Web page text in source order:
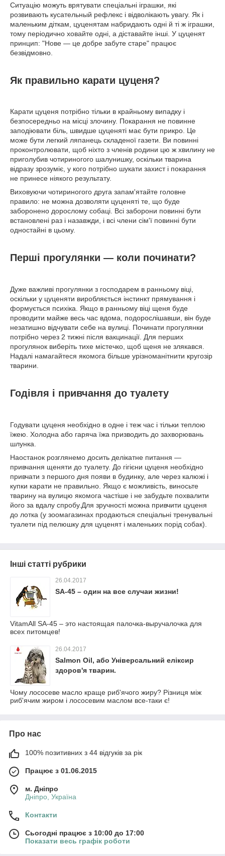
Ситуацію можуть врятувати спеціальні іграшки, які
розвивають кусательный рефлекс і відволікають увагу. Як і
маленьким діткам, цуценятам набридають одні й ті ж іграшки,
тому періодично ховайте одні, а діставайте інші. У цуценят
принцип: "Нове ― це добре забуте старе" працює
безвідмовно.
Як правильно карати цуценя?
Карати цуценя потрібно тільки в крайньому випадку і
безпосередньо на місці злочину. Покарання не повинне
заподіювати біль, швидше цуценяті має бути прикро. Це
може бути легкий ляпанець складеної газети. Ви повинні
проконтролювати, щоб ніхто з членів родини цю ж хвилину не
приголубив чотириногого шалунишку, оскільки тварина
відразу зрозуміє, у кого потрібно шукати захист і покарання
не принесе ніякого результату.
Виховуючи чотириногого друга запам'ятайте головне
правило: не можна дозволяти цуценяті те, що буде
заборонено дорослому собаці. Всі заборони повинні бути
встановлені раз і назавжди, і всі члени сім'ї повинні бути
одностайні в цьому.
Перші прогулянки ― коли починати?
Дуже важливі прогулянки з господарем в ранньому віці,
оскільки у цуценяти виробляється інстинкт прямування і
формується психіка. Якщо в ранньому віці щеня буде
проводити майже весь час вдома, подорослішавши, він буде
незатишно відчувати себе на вулиці. Починати прогулянки
потрібно через 2 тижні після вакцинації. Для перших
прогулянок виберіть тихе містечко, щоб щеня не злякався.
Надалі намагайтеся якомога більше урізноманітнити кругозір
тварини.
Годівля і привчання до туалету
Годувати цуценя необхідно в одне і теж час і тільки теплою
їжею. Холодна або гаряча їжа призводить до захворювань
шлунка.
Наостанок розглянемо досить делікатне питання ―
привчання щеняти до туалету. До гігієни цуценя необхідно
привчати з першого дня появи в будинку, але через калюжі і
купки карати не правильно. Якщо є можливість, виносьте
тварину на вулицю якомога частіше і не забудьте похвалити
його за вдалу спробу.Для зручності можна привчити цуценя
до лотка (у зоомагазинах продаються спеціальні тренувальні
туалети під пелюшку для цуценят і маленьких порід собак).
Інші статті рубрики
26.04.2017
SA-45 – один на все случаи жизни!
VitamAll SА-45 – это настоящая палочка-выручалочка для
всех питомцев!
26.04.2017
Salmon Oil, або Універсальний еліксир
здоров'я тварин.
Чому лососеве масло краще риб'ячого жиру? Різниця між
риб'ячим жиром і лососевим маслом все-таки є!
Про нас
100% позитивних з 44 відгуків за рік
Працює з 01.06.2015
м. Дніпро
Дніпро, Україна
Контакти
Сьогодні працює з 10:00 до 17:00
Показати весь графік роботи